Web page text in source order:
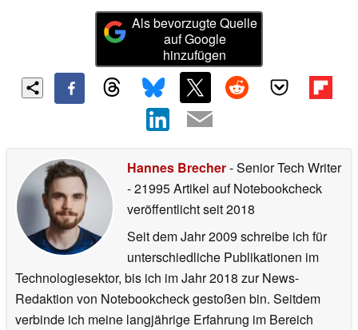
Als bevorzugte Quelle
auf Google
hinzufügen
Hannes Brecher- Senior Tech Writer
- 21995 Artikel auf Notebookcheck
veröffentlichtseit 2018
Seit dem Jahr 2009 schreibe ich für
unterschiedliche Publikationen im
Technologiesektor, bis ich im Jahr 2018 zur News-
Redaktion von Notebookcheck gestoßen bin. Seitdem
verbinde ich meine langjährige Erfahrung im Bereich